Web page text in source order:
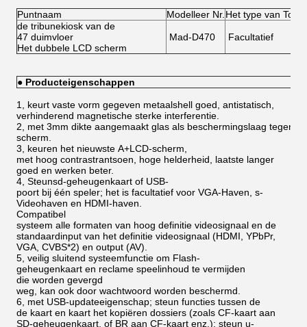
Puntnaam Modelleer Nr. Het type van
de tribunekiosk van de
47 duimvloer
Het dubbele LCD scherm
Mad-D470 Facultatief
● Producteigenschappen
1, keurt vaste vorm gegeven metaalshell goed, antistatisch,
verhinderend magnetische sterke interferentie.
2, met 3mm dikte aangemaakt glas als beschermingslaag tegen
scherm.
3, keuren het nieuwste A+LCD-scherm,
met hoog contrastrantsoen, hoge helderheid, laatste langer
goed en werken beter.
4, Steunsd-geheugenkaart of USB-
poort bij één speler; het is facultatief voor VGA-Haven, s-
Videohaven en HDMI-haven.
Compatibel
systeem alle formaten van hoog definitie videosignaal en de
standaardinput van het definitie videosignaal (HDMI, YPbPr,
VGA, CVBS*2) en output (AV).
5, veilig sluitend systeemfunctie om Flash-
geheugenkaart en reclame speelinhoud te vermijden
die worden gevergd
weg, kan ook door wachtwoord worden beschermd.
6, met USB-updateeigenschap; steun functies tussen de
de kaart en kaart het kopiëren dossiers (zoals CF-kaart aan
SD-geheugenkaart, of BR aan CF-kaart enz.); steun u-